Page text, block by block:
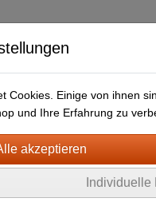
LIEFERFRISTEN
+ HOLZSCHILDER-
BLECHSCHILDER CA. 20 X
Cookies. Einige von ihnen
und Ihre Erfahrung zu